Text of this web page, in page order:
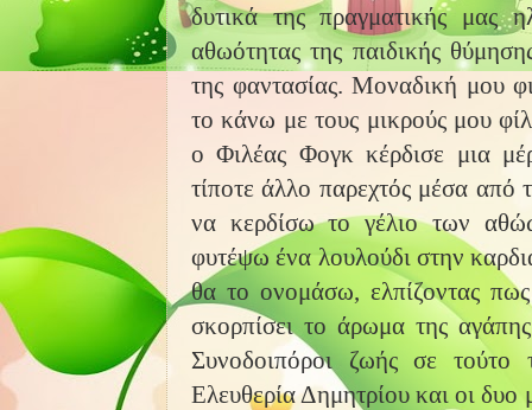
δυτικά της πραγματικής μας
αθωότητας της παιδικής
της φαντασίας. Μοναδική μου
το κάνω με τους μικρούς μου
ο Φιλέας Φογκ κέρδισε μια
τίποτε άλλο παρεχτός μέσα από
να κερδίσω το γέλιο των
φυτέψω ένα λουλούδι στην
θα το ονομάσω, ελπίζοντας
σκορπίσει το άρωμα της
Συνοδοιπόροι ζωής σε τούτο
Ελευθερία Δημητρίου και οι